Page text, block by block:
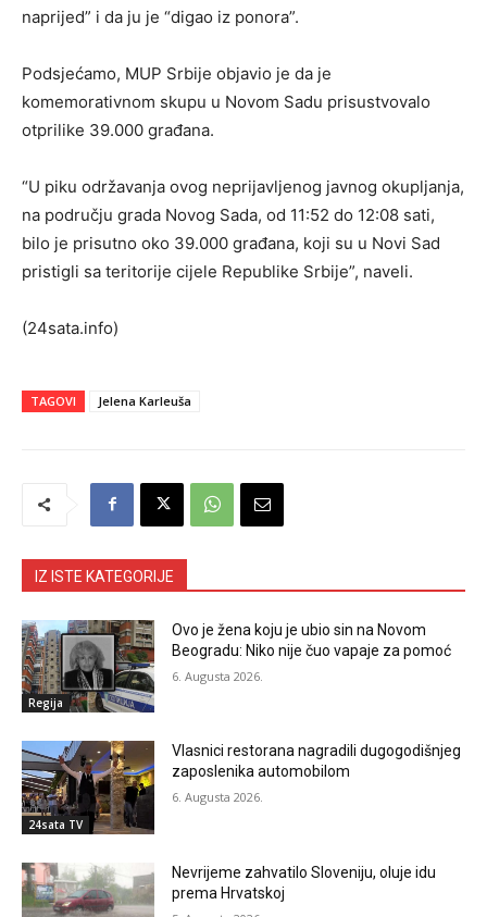
naprijed” i da ju je “digao iz ponora”.
Podsjećamo, MUP Srbije objavio je da je
komemorativnom skupu u Novom Sadu prisustvovalo
otprilike 39.000 građana.
“U piku održavanja ovog neprijavljenog javnog okupljanja,
na području grada Novog Sada, od 11:52 do 12:08 sati,
bilo je prisutno oko 39.000 građana, koji su u Novi Sad
pristigli sa teritorije cijele Republike Srbije”, naveli.
(24sata.info)
TAGOVI Jelena Karleuša
IZ ISTE KATEGORIJE
Regija
Ovo je žena koju je ubio sin na Novom
Beogradu: Niko nije čuo vapaje za pomoć
6. Augusta 2026.
24sata TV
Vlasnici restorana nagradili dugogodišnjeg
zaposlenika automobilom
6. Augusta 2026.
Nevrijeme zahvatilo Sloveniju, oluje idu
prema Hrvatskoj